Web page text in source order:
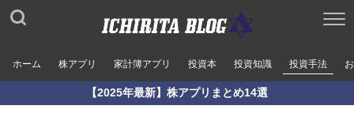
ホーム 株アプリ 家計簿アプリ 投資本 投資知識 投資手法
【2025年最新】株アプリまとめ14選